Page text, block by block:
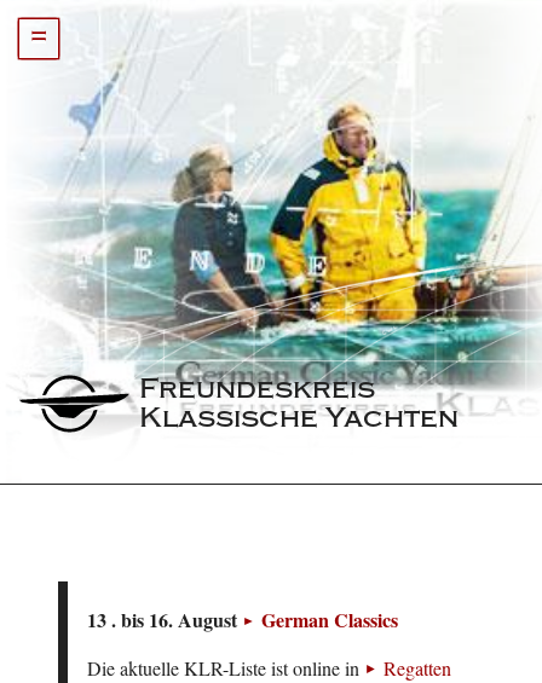
=
Freundeskreis
Klassische Yachten
13 . bis 16. August German Classics
Die aktuelle KLR-Liste ist online in
Regatten